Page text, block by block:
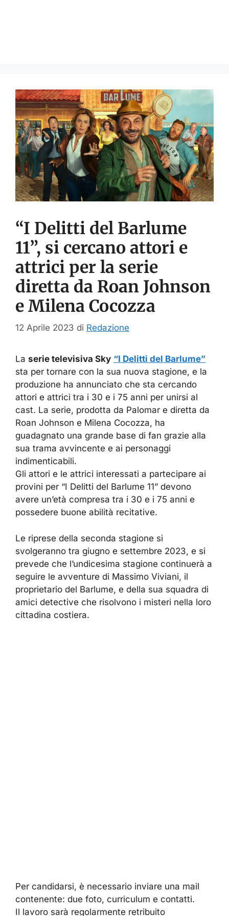
“I Delitti del Barlume
11”, si cercano attori e
attrici per la serie
diretta da Roan Johnson
e Milena Cocozza
12 Aprile 2023 di Redazione
La serie televisiva Sky “I Delitti del Barlume”
sta per tornare con la sua nuova stagione, e la
produzione ha annunciato che sta cercando
attori e attrici tra i 30 e i 75 anni per unirsi al
cast. La serie, prodotta da Palomar e diretta da
Roan Johnson e Milena Cocozza, ha
guadagnato una grande base di fan grazie alla
sua trama avvincente e ai personaggi
indimenticabili.
Gli attori e le attrici interessati a partecipare ai
provini per “I Delitti del Barlume 11” devono
avere un’età compresa tra i 30 e i 75 anni e
possedere buone abilità recitative.
Le riprese della seconda stagione si
svolgeranno tra giugno e settembre 2023, e si
prevede che l’undicesima stagione continuerà a
seguire le avventure di Massimo Viviani, il
proprietario del Barlume, e della sua squadra di
amici detective che risolvono i misteri nella loro
cittadina costiera.
Per candidarsi, è necessario inviare una mail
contenente: due foto, curriculum e contatti.
Il lavoro sarà regolarmente retribuito